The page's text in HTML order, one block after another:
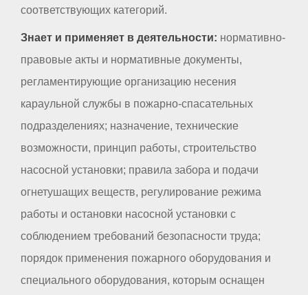
соответствующих категорий.
Знает и применяет в деятельности: нормативно-
правовые акты и нормативные документы,
регламентирующие организацию несения
караульной службы в пожарно-спасательных
подразделениях; назначение, технические
возможности, принцип работы, строительство
насосной установки; правила забора и подачи
огнетушащих веществ, регулирование режима
работы и остановки насосной установки с
соблюдением требований безопасности труда;
порядок применения пожарного оборудования и
специального оборудования, которым оснащен